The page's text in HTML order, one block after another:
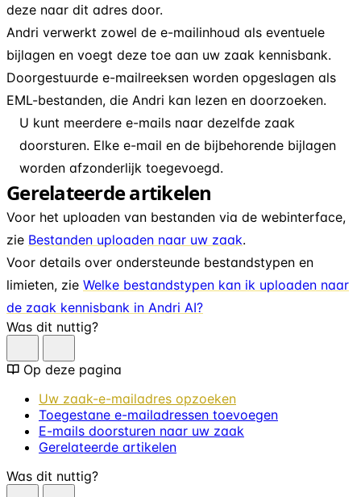
deze naar dit adres door.
Andri verwerkt zowel de e-mailinhoud als eventuele
bijlagen en voegt deze toe aan uw zaak kennisbank.
Doorgestuurde e-mailreeksen worden opgeslagen als
EML-bestanden, die Andri kan lezen en doorzoeken.
U kunt meerdere e-mails naar dezelfde zaak
doorsturen. Elke e-mail en de bijbehorende bijlagen
worden afzonderlijk toegevoegd.
Gerelateerde artikelen
Voor het uploaden van bestanden via de webinterface,
zie Bestanden uploaden naar uw zaak.
Voor details over ondersteunde bestandstypen en
limieten, zie Welke bestandstypen kan ik uploaden naar
de zaak kennisbank in Andri AI?
Was dit nuttig?
Op deze pagina
Uw zaak-e-mailadres opzoeken
Toegestane e-mailadressen toevoegen
E-mails doorsturen naar uw zaak
Gerelateerde artikelen
Was dit nuttig?